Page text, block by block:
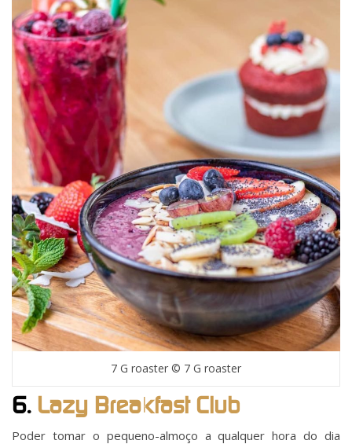
7 G roaster © 7 G roaster
6. Lazy Breakfast Club
Poder tomar o pequeno-almoço a qualquer hora do dia